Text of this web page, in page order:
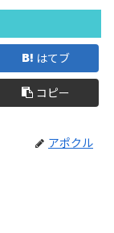
はてブ
コピー
アポクル